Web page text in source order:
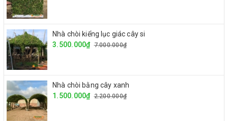
Nhà chòi kiểng lục giác cây si
3.500.000₫ 7.000.000₫
Nhà chòi bằng cây xanh
1.500.000₫ 2.200.000₫